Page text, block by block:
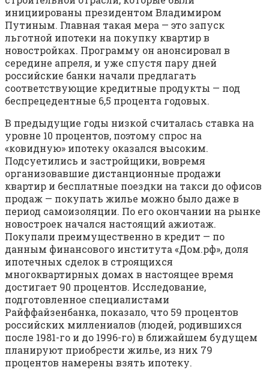
инициированы президентом Владимиром
Путиным. Главная такая мера — это запуск
льготной ипотеки на покупку квартир в
новостройках. Программу он анонсировал в
середине апреля, и уже спустя пару дней
российские банки начали предлагать
соответствующие кредитные продукты — под
беспрецедентные 6,5 процента годовых.
В предыдущие годы низкой считалась ставка на
уровне 10 процентов, поэтому спрос на
«ковидную» ипотеку оказался высоким.
Подсуетились и застройщики, вовремя
организовавшие дистанционные продажи
квартир и бесплатные поездки на такси до офисов
продаж — покупать жилье можно было даже в
период самоизоляции. По его окончании на рынке
новостроек начался настоящий ажиотаж.
Покупали преимущественно в кредит — по
данным финансового института «Дом.рф», доля
ипотечных сделок в строящихся
многоквартирных домах в настоящее время
достигает 90 процентов. Исследование,
подготовленное специалистами
Райффайзенбанка, показало, что 59 процентов
российских миллениалов (людей, родившихся
после 1981-го и до 1996-го) в ближайшем будущем
планируют приобрести жилье, из них 79
процентов намерены взять ипотеку.